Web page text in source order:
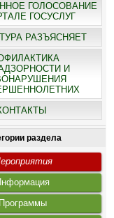
ГОЛОСОВАНИЕ
ГОСУСЛУГ
РАЗЪЯСНЯЕТ
И
раздела
Программы